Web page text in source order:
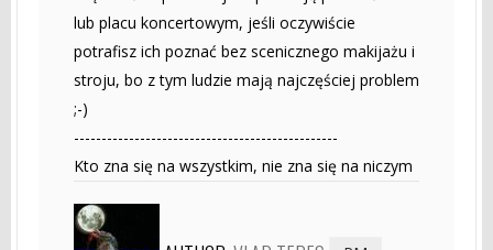
lub placu koncertowym, jeśli oczywiście
potrafisz ich poznać bez scenicznego makijażu i
stroju, bo z tym ludzie mają najczęściej problem
;-)
------------------------------------------------
Kto zna się na wszystkim, nie zna się na niczym